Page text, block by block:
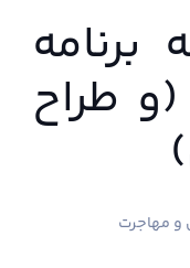
برنامه
طراح
مهاجرت